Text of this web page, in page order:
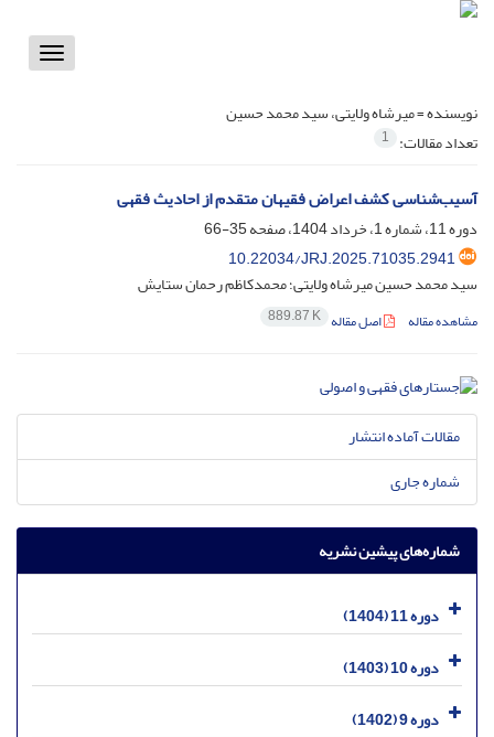
Toggle
نویسنده =میرشاه ولایتی، سید محمد حسین
تعداد مقالات: 1
آسیب‌شناسی کشف اعراض فقیهان متقدم از احادیث فقهی
دوره 11، شماره 1، خرداد 1404، صفحه
35-66
10.22034/JRJ.2025.71035.2941
سید محمد حسین میرشاه ولایتی؛ محمدکاظم رحمان ستایش
مشاهده مقاله اصل مقاله 889.87 K
مقالات آماده انتشار
شماره جاری
شماره‌های پیشین نشریه
دوره 11 (1404)
دوره 10 (1403)
دوره 9 (1402)